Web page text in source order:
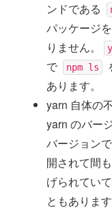
ンドである
パッケージ
りません。
で
npm ls
あります。
yarn 自体の
yarn のバー
バージョン
開されて間
げられてい
ともあります